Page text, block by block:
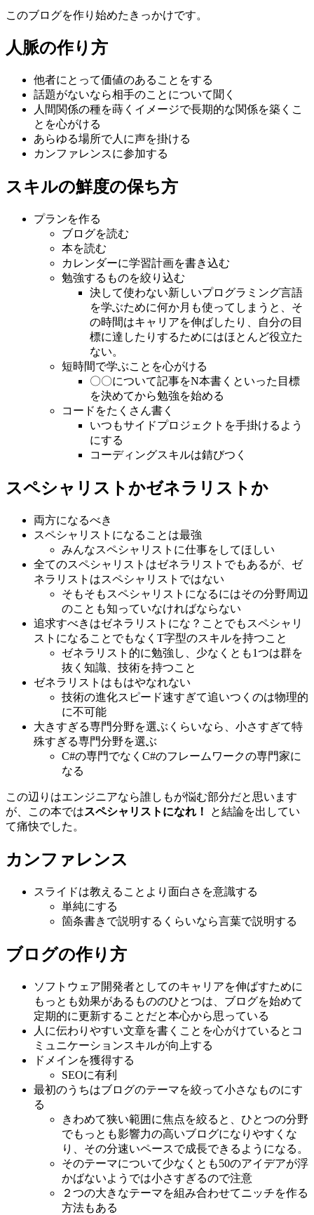
このブログを作り始めたきっかけです。
人脈の作り方
他者にとって価値のあることをする
話題がないなら相手のことについて聞く
人間関係の種を蒔くイメージで長期的な関係を築くこ
とを心がける
あらゆる場所で人に声を掛ける
カンファレンスに参加する
スキルの鮮度の保ち方
プランを作る
ブログを読む
本を読む
カレンダーに学習計画を書き込む
勉強するものを絞り込む
決して使わない新しいプログラミング言語
を学ぶために何か月も使ってしまうと、そ
の時間はキャリアを伸ばしたり、自分の目
標に達したりするためにはほとんど役立た
ない。
短時間で学ぶことを心がける
〇〇について記事をN本書くといった目標
を決めてから勉強を始める
コードをたくさん書く
いつもサイドプロジェクトを手掛けるよう
にする
コーディングスキルは錆びつく
スペシャリストかゼネラリストか
両方になるべき
スペシャリストになることは最強
みんなスペシャリストに仕事をしてほしい
全てのスペシャリストはゼネラリストでもあるが、ゼ
ネラリストはスペシャリストではない
そもそもスペシャリストになるにはその分野周辺
のことも知っていなければならない
追求すべきはゼネラリストにな？ことでもスペシャリ
ストになることでもなくT字型のスキルを持つこと
ゼネラリスト的に勉強し、少なくとも1つは群を
抜く知識、技術を持つこと
ゼネラリストはもはやなれない
技術の進化スピード速すぎて追いつくのは物理的
に不可能
大きすぎる専門分野を選ぶくらいなら、小さすぎて特
殊すぎる専門分野を選ぶ
C#の専門でなくC#のフレームワークの専門家に
なる
この辺りはエンジニアなら誰しもが悩む部分だと思います
が、この本ではスペシャリストになれ！
と結論を出してい
て痛快でした。
カンファレンス
スライドは教えることより面白さを意識する
単純にする
箇条書きで説明するくらいなら言葉で説明する
ブログの作り方
ソフトウェア開発者としてのキャリアを伸ばすために
もっとも効果があるもののひとつは、ブログを始めて
定期的に更新することだと本心から思っている
人に伝わりやすい文章を書くことを心がけているとコ
ミュニケーションスキルが向上する
ドメインを獲得する
SEOに有利
最初のうちはブログのテーマを絞って小さなものにす
る
きわめて狭い範囲に焦点を絞ると、ひとつの分野
でもっとも影響力の高いブログになりやすくな
り、その分速いペースで成長できるようになる。
そのテーマについて少なくとも50のアイデアが浮
かばないようでは小さすぎるので注意
２つの大きなテーマを組み合わせてニッチを作る
方法もある